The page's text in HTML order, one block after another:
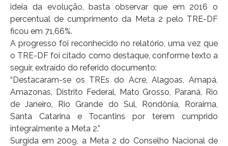
ideia da evolução, basta observar que em 2016 o
percentual de cumprimento da Meta 2 pelo TRE-DF
ficou em 71,66%.
A progresso foi reconhecido no relatório, uma vez que
o TRE-DF foi citado como destaque, conforme texto a
seguir, extraído do referido documento:
“Destacaram-se os TREs do Acre, Alagoas, Amapá,
Amazonas, Distrito Federal, Mato Grosso, Paraná, Rio
de Janeiro, Rio Grande do Sul, Rondônia, Roraima,
Santa Catarina e Tocantins por terem cumprido
integralmente a Meta 2.”
Surgida em 2009, a Meta 2 do Conselho Nacional de